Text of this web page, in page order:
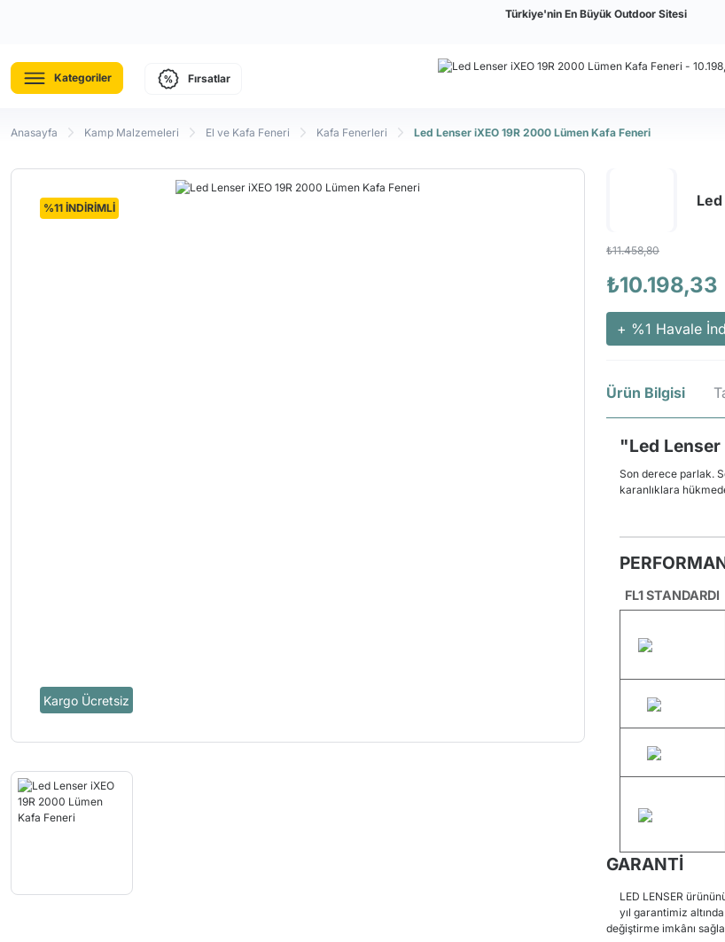
Türkiye'nin En Büyük Outdoor Sitesi
Kategoriler Fırsatlar
Anasayfa Kamp Malzemeleri El ve Kafa Feneri Kafa Fenerleri Led Lenser iXEO 19R 2000 Lümen Kafa Feneri
Kargo Ücretsiz
%11 İNDİRİMLİ
₺11.458,80
₺10.198,33
+ %1 Havale
Ürün Bilgisi
"Led Lenser
Son derece parlak.
karanlıklara
FL1 STANDARDI
GARANTİ
LED LENSER
yıl garantimiz
değiştirme imkânı